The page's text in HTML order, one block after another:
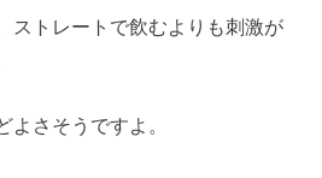
ストレートで飲むよりも刺激が
よさそうですよ。